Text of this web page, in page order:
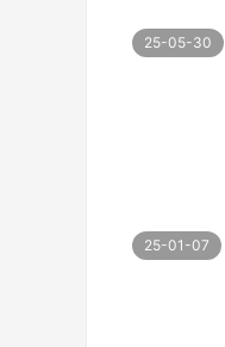
25-05-30
25-01-07